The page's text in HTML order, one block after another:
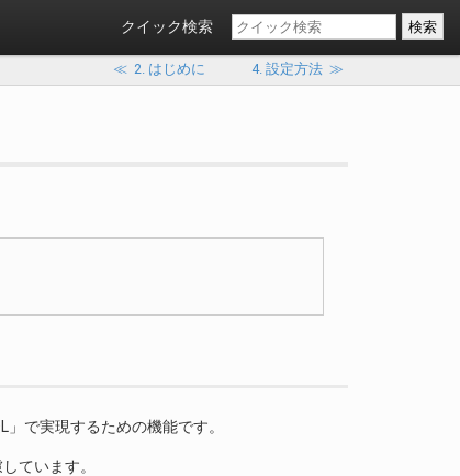
クイック検索
≪ 2. はじめに 4. 設定方法≫
で実現するための機能です。
ています。